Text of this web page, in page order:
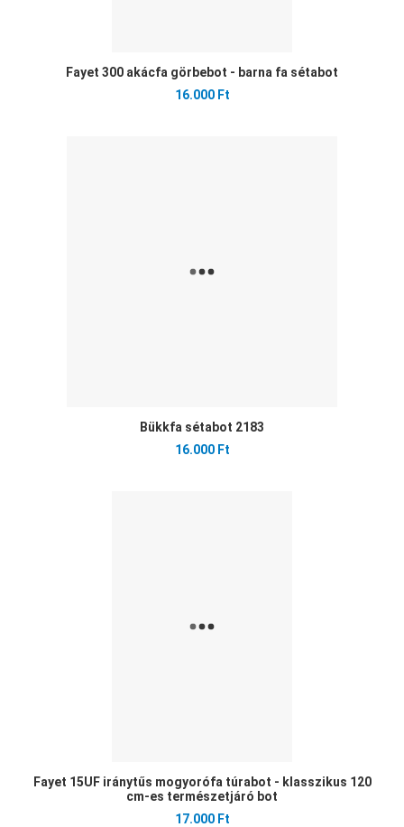
Fayet 300 akácfa görbebot - barna fa sétabot
16.000 Ft
Bükkfa sétabot 2183
16.000 Ft
Fayet 15UF iránytűs mogyorófa túrabot - klasszikus 120
cm-es természetjáró bot
17.000 Ft